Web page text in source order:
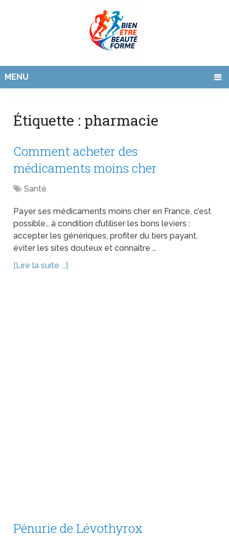
MENU
Étiquette : pharmacie
Comment acheter des
médicaments moins cher
Santé
Payer ses médicaments moins cher en France, c’est
possible… à condition d’utiliser les bons leviers :
accepter les génériques, profiter du tiers payant,
éviter les sites douteux et connaître …
[Lire la suite ...]
Pénurie de Lévothyrox